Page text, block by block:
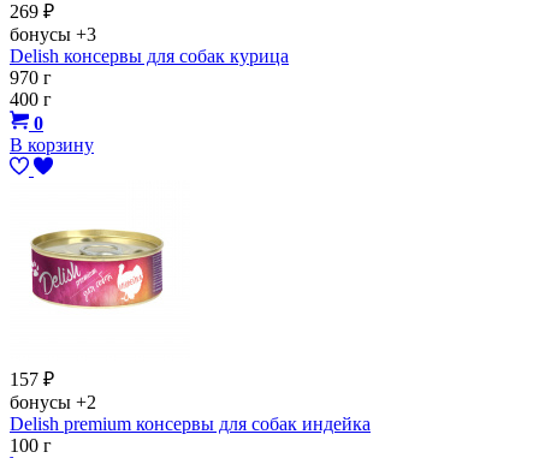
269 ₽
бонусы +3
Delish консервы для собак курица
970 г
400 г
0
В корзину
157 ₽
бонусы +2
Delish premium консервы для собак индейка
100 г